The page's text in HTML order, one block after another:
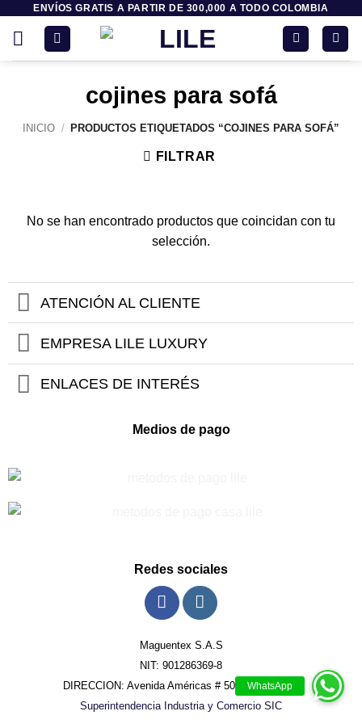
contenido
ENVÍOS GRATIS A PARTIR DE 300,000 A TODO COLOMBIA
cojines para sofá
INICIO / PRODUCTOS ETIQUETADOS “COJINES PARA SOFÁ”
FILTRAR
No se han encontrado productos que coincidan con tu
selección.
ATENCIÓN AL CLIENTE
EMPRESA LILE LUXURY
ENLACES DE INTERÉS
Medios de pago
Redes sociales
Maguentex S.A.S
NIT: 901286369-8
DIRECCION: Avenida Américas # 50 - 70, Bogotá.
Superintendencia Industria y Comercio SIC